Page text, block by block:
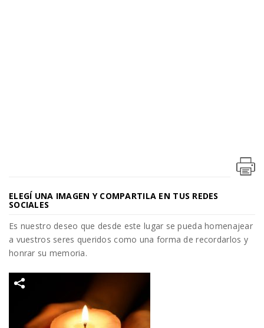
ELEGÍ UNA IMAGEN Y COMPARTILA EN TUS REDES
SOCIALES
Es nuestro deseo que desde este lugar se pueda homenajear
a vuestros seres queridos como una forma de recordarlos y
honrar su memoria.